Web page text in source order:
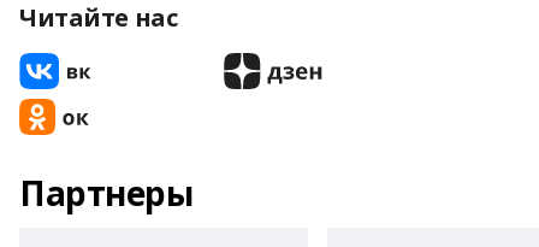
Читайте нас
Партнеры